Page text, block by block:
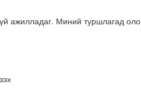
ажилладаг. Миний туршлагад